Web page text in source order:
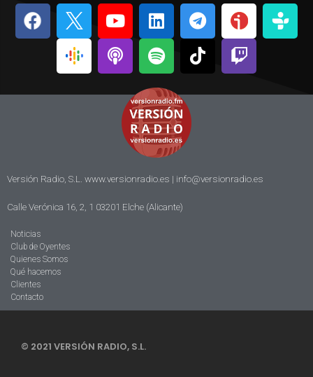
Versión Radio, S.L. www.versionradio.es | info@versionradio.es
Calle Verónica 16, 2, 1 03201 Elche (Alicante)
Noticias
Club de Oyentes
Quienes Somos
Qué hacemos
Clientes
Contacto
© 2021 VERSIÓN RADIO, S.L.